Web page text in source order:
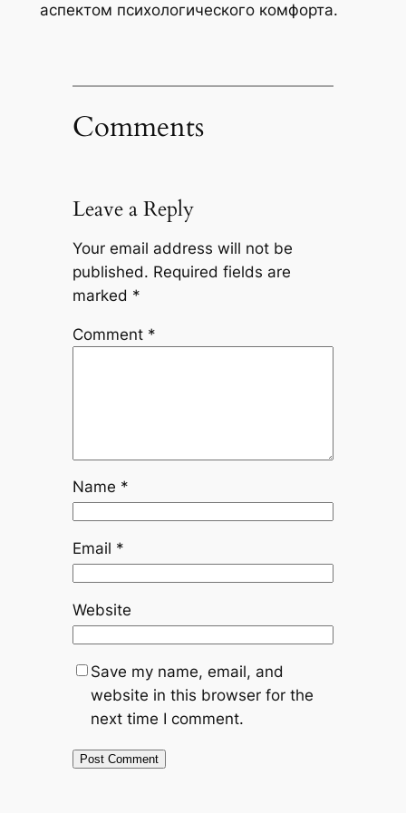
аспектом психологического комфорта.
Comments
Leave a Reply
Your email address will not be
published. Required fields are
marked *
Comment *
Name *
Email *
Website
Save my name, email, and
website in this browser for the
next time I comment.